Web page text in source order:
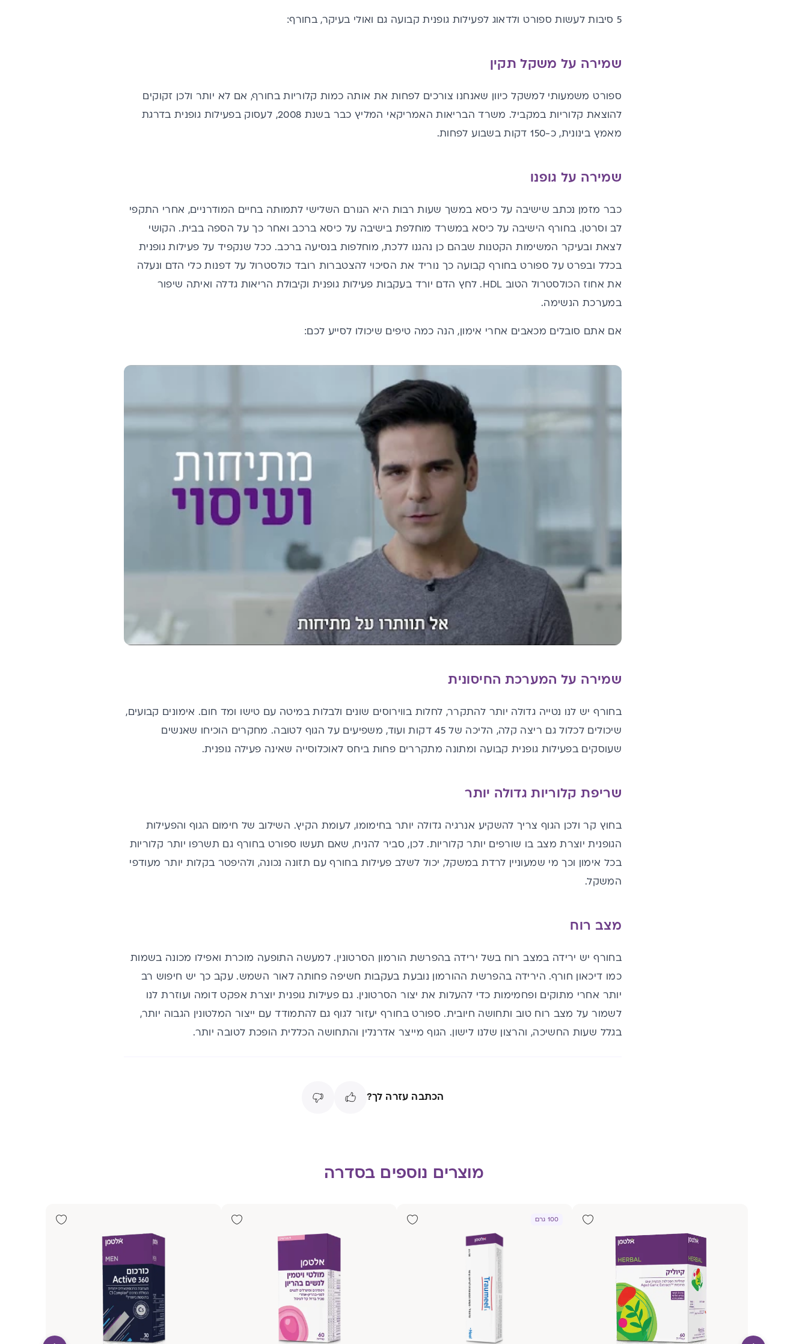
5 סיבות לעשות ספורט ולדאוג לפעילות גופנית קבועה גם ואולי בעיקר, בחורף:
שמירה על משקל תקין
ספורט משמעותי למשקל כיוון שאנחנו צורכים לפחות את אותה כמות קלוריות בחורף, אם לא יותר ולכן זקוקים
להוצאת קלוריות במקביל. משרד הבריאות האמריקאי המליץ כבר בשנת 2008, לעסוק בפעילות גופנית בדרגת
מאמץ בינונית, כ-150 דקות בשבוע לפחות.
שמירה על גופנו
כבר מזמן נכתב שישיבה על כיסא במשך שעות רבות היא הגורם השלישי לתמותה בחיים המודרניים, אחרי התקפי
לב וסרטן. בחורף הישיבה על כיסא במשרד מוחלפת בישיבה על כיסא ברכב ואחר כך על הספה בבית. הקושי
לצאת ובעיקר המשימות הקטנות שבהם כן נהגנו ללכת, מוחלפות בנסיעה ברכב. ככל שנקפיד על פעילות גופנית
בכלל ובפרט על ספורט בחורף קבועה כך נוריד את הסיכוי להצטברות רובד כולסטרול על דפנות כלי הדם ונעלה
את אחוז הכולסטרול הטוב HDL. לחץ הדם יורד בעקבות פעילות גופנית וקיבולת הריאות גדלה ואיתה שיפור
במערכת הנשימה.
אם אתם סובלים מכאבים אחרי אימון, הנה כמה טיפים שיכולו לסייע לכם:
שמירה על המערכת החיסונית
בחורף יש לנו נטייה גדולה יותר להתקרר, לחלות בווירוסים שונים ולבלות במיטה עם טישו ומד חום. אימונים קבועים,
שיכולים לכלול גם ריצה קלה, הליכה של 45 דקות ועוד, משפיעים על הגוף לטובה. מחקרים הוכיחו שאנשים
שעוסקים בפעילות גופנית קבועה ומתונה מתקררים פחות ביחס לאוכלוסייה שאינה פעילה גופנית.
שריפת קלוריות גדולה יותר
בחוץ קר ולכן הגוף צריך להשקיע אנרגיה גדולה יותר בחימומו, לעומת הקיץ. השילוב של חימום הגוף והפעילות
הגופנית יוצרת מצב בו שורפים יותר קלוריות. לכן, סביר להניח, שאם תעשו ספורט בחורף גם תשרפו יותר קלוריות
בכל אימון וכך מי שמעוניין לרדת במשקל, יכול לשלב פעילות בחורף עם תזונה נכונה, ולהיפטר בקלות יותר מעודפי
המשקל.
מצב רוח
בחורף יש ירידה במצב רוח בשל ירידה בהפרשת הורמון הסרטונין. למעשה התופעה מוכרת ואפילו מכונה בשמות
כמו דיכאון חורף. הירידה בהפרשת ההורמון נובעת בעקבות חשיפה פחותה לאור השמש. עקב כך יש חיפוש רב
יותר אחרי מתוקים ופחמימות כדי להעלות את יצור הסרטונין. גם פעילות גופנית יוצרת אפקט דומה ועוזרת לנו
לשמור על מצב רוח טוב ותחושה חיובית. ספורט בחורף יעזור לגוף גם להתמודד עם ייצור המלטונין הגבוה יותר,
בגלל שעות החשיכה, והרצון שלנו לישון. הגוף מייצר אדרנלין והתחושה הכללית הופכת לטובה יותר.
הכתבה עזרה לך?
מוצרים נוספים בסדרה
100 גרם